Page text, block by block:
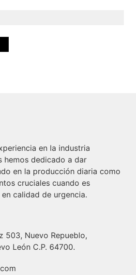
en la industria
hemos dedicado a dar
en la producción diaria como
cruciales cuando es
calidad de urgencia.
503, Nuevo Repueblo,
León C.P. 64700.